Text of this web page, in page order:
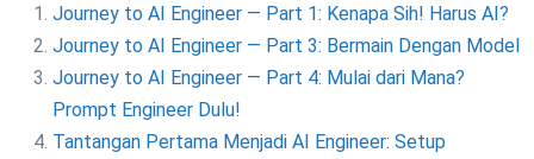
Journey to AI Engineer — Part 1: Kenapa Sih! Harus AI?
Journey to AI Engineer — Part 3: Bermain Dengan Model
Journey to AI Engineer — Part 4: Mulai dari Mana?
Prompt Engineer Dulu!
Tantangan Pertama Menjadi AI Engineer: Setup